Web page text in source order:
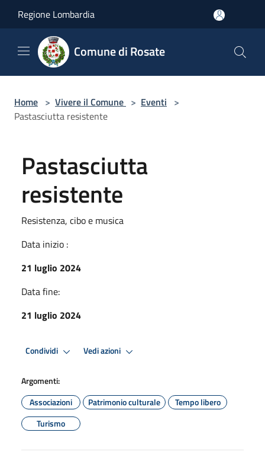
Regione Lombardia
Comune di Rosate
Home > Vivere il Comune > Eventi >
Pastasciutta resistente
Pastasciutta
resistente
Resistenza, cibo e musica
Data inizio :
21 luglio 2024
Data fine:
21 luglio 2024
Condividi Vedi azioni
Argomenti:
Associazioni
Patrimonio culturale
Tempo libero
Turismo